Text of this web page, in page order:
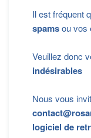
Il est fréquent
spamsou vos
Veuillez donc
indésirables
Nous vous
logiciel de